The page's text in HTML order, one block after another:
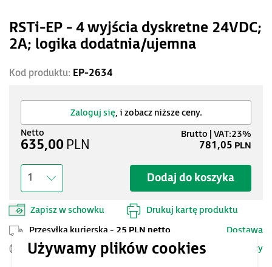
RSTi-EP - 4 wyjścia dyskretne 24VDC;
2A; logika dodatnia/ujemna
Kod produktu: EP-2634
Zaloguj się, i zobacz niższe ceny.
Dodaj do koszyka
1
Zapisz w schowku Drukuj kartę produktu
635,00 PLN 781,05 PLN
Przesyłka kurierska - 25 PLN netto
Dostawa
Pomoc Techniczna ASTOR
Szczegóły